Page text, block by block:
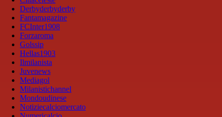
Derbyderbyderby
Fantamagazine
FCInter1908
Forzaroma
Golssip
Hellas1903
Ilmilanista
Juvenews
Mediagol
Milanistichannel
Mondoudinese
Notiziecalciomercato